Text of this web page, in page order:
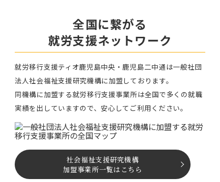
全国に繋がる
就労⽀援ネットワーク
就労移⾏⽀援ティオ⿅児島中央・鹿児島二中通は⼀般社団
法⼈社会福祉⽀援研究機構に加盟しております。
同機構に加盟する就労移⾏⽀援事業所は全国で多くの就職
実績を出していますので、安⼼してご利⽤ください。
社会福祉⽀援研究機構
加盟事業所一覧はこちら